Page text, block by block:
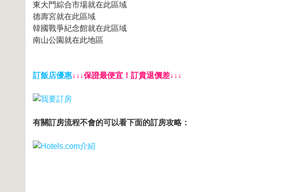
東大門綜合市場就在此區域
德壽宮就在此區域
韓國戰爭紀念館就在此區域
南山公園就在此地區
訂飯店優惠↓↓↓保證最便宜！訂貴退價差↓↓↓
有關訂房流程不會的可以看下面的訂房攻略：